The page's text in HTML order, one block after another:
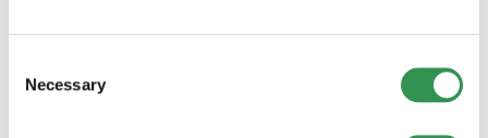
Selection
Necessary
compilare.
Grazie a Taxea.ch tutto questo appartiene al